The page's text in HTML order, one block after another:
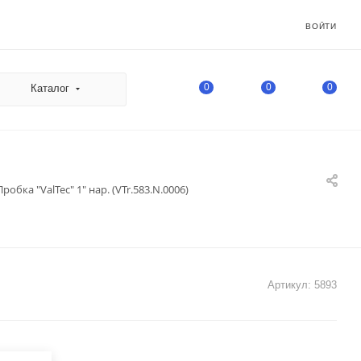
ВОЙТИ
Каталог 0 0 0
"ValTec" 1" нар. (VTr.583.N.0006)
Артикул: 5893